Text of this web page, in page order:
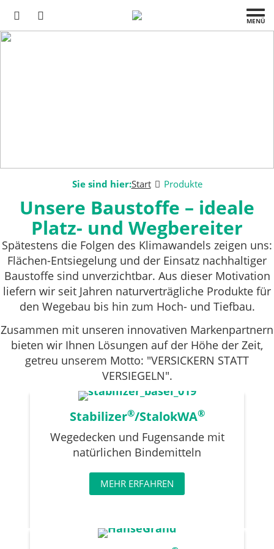
MENÜ
Sie sind hier:Start Produkte
Unsere Baustoffe – ideale
Platz- und Wegbereiter
Spätestens die Folgen des Klimawandels zeigen uns:
Flächen-Entsiegelung und der Einsatz nachhaltiger
Baustoffe sind unverzichtbar. Aus dieser Motivation
liefern wir seit Jahren naturverträgliche Produkte für
den Wegebau bis hin zum Hoch- und Tiefbau.
Zusammen mit unseren innovativen Markenpartnern
bieten wir Ihnen Lösungen auf der Höhe der Zeit,
getreu unserem Motto: "VERSICKERN STATT
VERSIEGELN".
Stabilizer®/StalokWA®
Wegedecken und Fugensande mit
natürlichen Bindemitteln
MEHR ERFAHREN